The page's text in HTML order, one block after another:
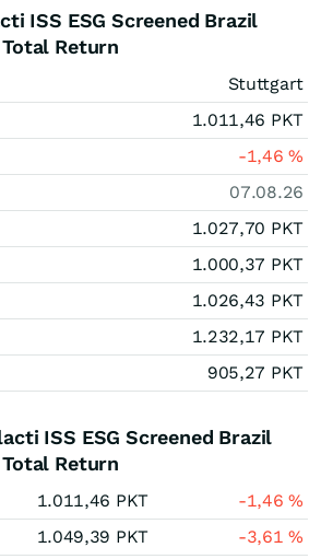
ISS ESG Screened Brazil
Return
Stuttgart
1.011,46 PKT
-1,46%
07.08.26
1.027,70 PKT
1.000,37 PKT
1.026,43 PKT
1.232,17 PKT
905,27 PKT
ISS ESG Screened Brazil
Return
1.011,46 PKT -1,46%
1.049,39 PKT -3,61%